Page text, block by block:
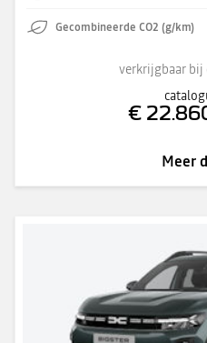
Gecombineerde CO2 (g/km)
verkrijgbaar bij
€
Meer